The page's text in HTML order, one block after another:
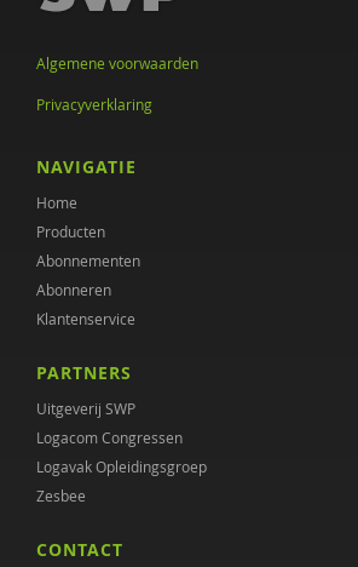
Algemene voorwaarden
Privacyverklaring
NAVIGATIE
Home
Producten
Abonnementen
Abonneren
Klantenservice
PARTNERS
Uitgeverij SWP
Logacom Congressen
Logavak Opleidingsgroep
Zesbee
CONTACT